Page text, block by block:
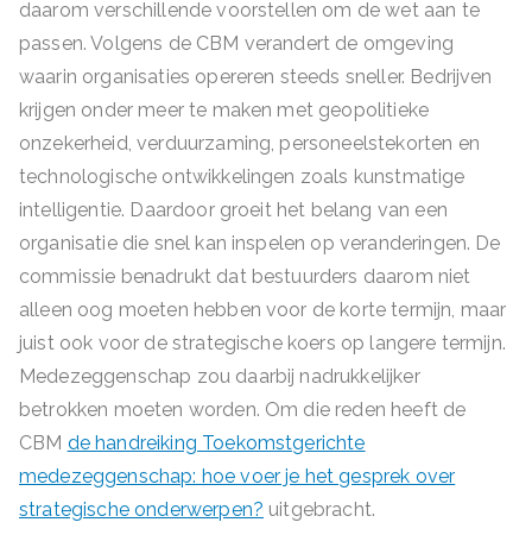
daarom verschillende voorstellen om de wet aan te
passen. Volgens de CBM verandert de omgeving
waarin organisaties opereren steeds sneller. Bedrijven
krijgen onder meer te maken met geopolitieke
onzekerheid, verduurzaming, personeelstekorten en
technologische ontwikkelingen zoals kunstmatige
intelligentie. Daardoor groeit het belang van een
organisatie die snel kan inspelen op veranderingen. De
commissie benadrukt dat bestuurders daarom niet
alleen oog moeten hebben voor de korte termijn, maar
juist ook voor de strategische koers op langere termijn.
Medezeggenschap zou daarbij nadrukkelijker
betrokken moeten worden. Om die reden heeft de
CBM de handreiking Toekomstgerichte
medezeggenschap: hoe voer je het gesprek over
strategische onderwerpen? uitgebracht.